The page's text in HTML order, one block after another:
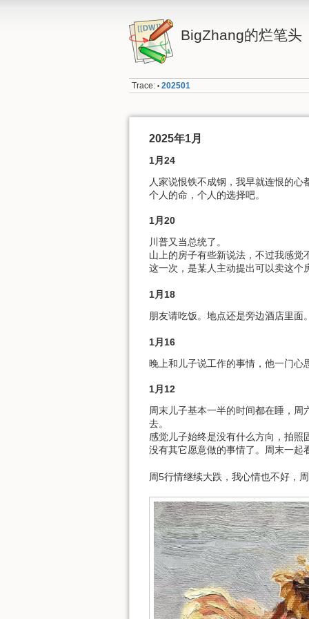
BigZhang的烂笔头
Trace: • 202501
2025年1月
1月24
人家说恨铁不成钢，我早就连恨的心
个人的命，个人的选择吧。
1月20
川普又当总统了。
山上的房子有些新说法，不过我感觉
这一次，是某人主动提出可以卖这个
1月18
朋友请吃饭。地点还是旁边酒店里
1月16
晚上和儿子说工作的事情，他一门心
1月12
周末儿子基本一半的时间都在睡，
去。
感觉儿子始终是没有什么方向，拍照
没有其它愿意做的事情了。周末一起
周5行情继续大跌，我心情也不好，